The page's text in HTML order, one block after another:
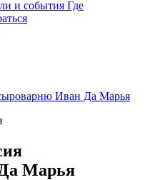
и события Где
Иван Да Марья
Марья